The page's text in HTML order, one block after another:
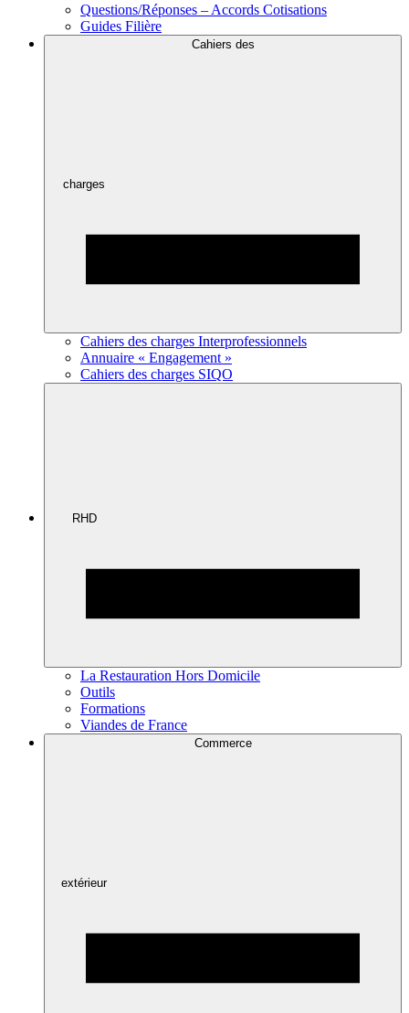
Questions/Réponses – Accords Cotisations
Guides Filière
Cahiers des
charges
Cahiers des charges Interprofessionnels
Annuaire « Engagement »
Cahiers des charges SIQO
RHD
La Restauration Hors Domicile
Outils
Formations
Viandes de France
Commerce
extérieur